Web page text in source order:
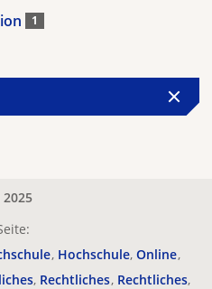
1
2025
Hochschule Online
Rechtliches Rechtliches